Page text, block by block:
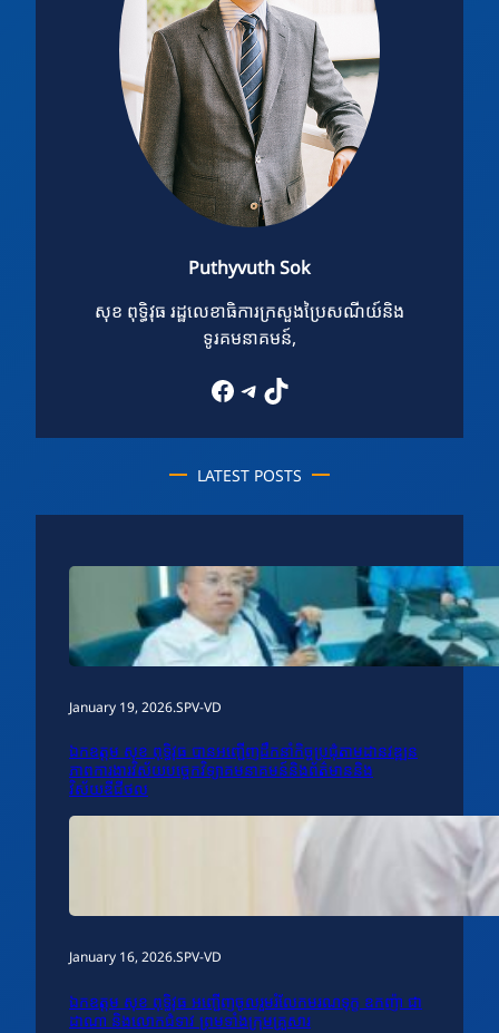
Puthyvuth Sok
សុខ ពុទ្ធិវុធ រដ្ឋលេខាធិការក្រសួងប្រៃសណីយ៍និង
ទូរគមនាគមន៍,
Facebook Telegram TikTok
LATEST POSTS
January 19, 2026.SPV-VD
ឯកឧត្តម សុខ ពុទ្ធិវុធ បានអញ្ជើញដឹកនាំកិច្ចប្រជុំតាមដានវឌ្ឍន
ភាពការងារវិស័យបច្ចេកវិទ្យាគមនាគមន៍និងព័ត៌មាននិង
វិស័យឌីជីថល
January 16, 2026.SPV-VD
ឯកឧត្តម សុខ ពុទ្ធិវុធ អញ្ជើញចូលរួមរំលែកមរណទុក្ខ ឧកញ៉ា ជា
ដាណា និងលោកជំទាវ ព្រមទាំងក្រុមគ្រួសារ